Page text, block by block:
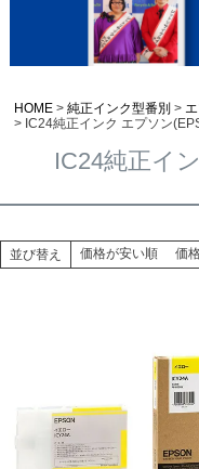
HOME 純正インク型番別
IC24純正インク エプソン
IC24純正イ
並び替え 価格が安い順 価